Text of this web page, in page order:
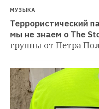
МУЗЫКА
Террористический
мы не знаем о The
группы от Петра